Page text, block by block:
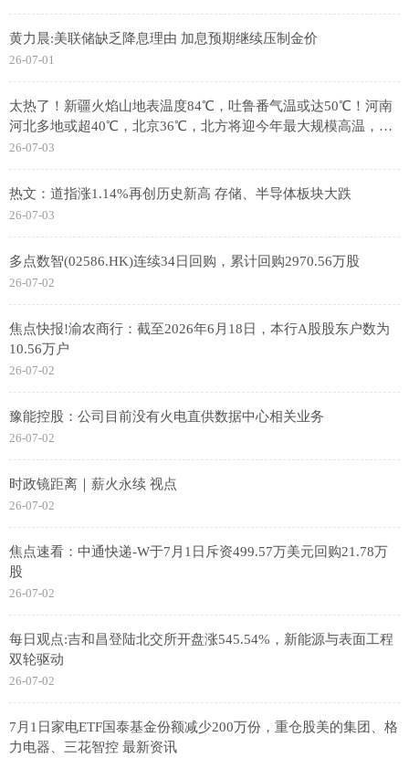
黄力晨:美联储缺乏降息理由 加息预期继续压制金价
26-07-01
太热了！新疆火焰山地表温度84℃，吐鲁番气温或达50℃！河南
河北多地或超40℃，北京36℃，北方将迎今年最大规模高温，专
家分析
26-07-03
热文：道指涨1.14%再创历史新高 存储、半导体板块大跌
26-07-03
多点数智(02586.HK)连续34日回购，累计回购2970.56万股
26-07-02
焦点快报!渝农商行：截至2026年6月18日，本行A股股东户数为
10.56万户
26-07-02
豫能控股：公司目前没有火电直供数据中心相关业务
26-07-02
时政镜距离｜薪火永续 视点
26-07-02
焦点速看：中通快递-W于7月1日斥资499.57万美元回购21.78万
股
26-07-02
每日观点:吉和昌登陆北交所开盘涨545.54%，新能源与表面工程
双轮驱动
26-07-02
7月1日家电ETF国泰基金份额减少200万份，重仓股美的集团、格
力电器、三花智控 最新资讯